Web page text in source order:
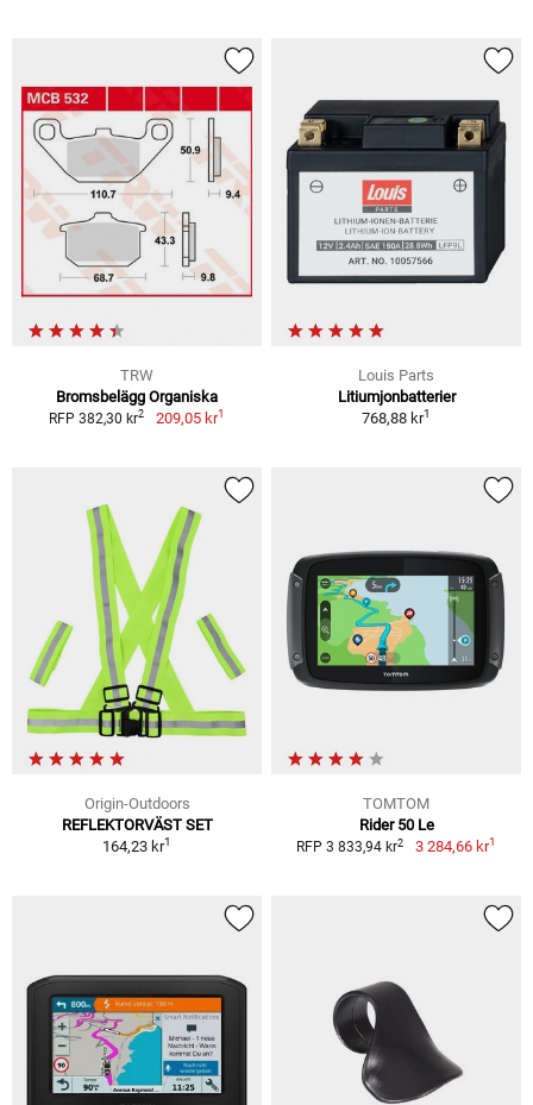
TRW
Bromsbelägg Organiska
RFP 382,30 kr2 209,05 kr1
Louis Parts
Litiumjonbatterier
768,88 kr1
Origin-Outdoors
REFLEKTORVÄST SET
164,23 kr1
TOMTOM
Rider 50 Le
RFP 3 833,94 kr2 3 284,66 kr1